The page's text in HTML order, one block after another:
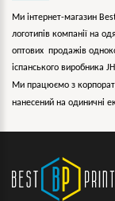
Ми інтернет-магазин
логотипів компанії на
оптових продажів
іспанського виробника
Ми працюємо з
нанесений на одиничні